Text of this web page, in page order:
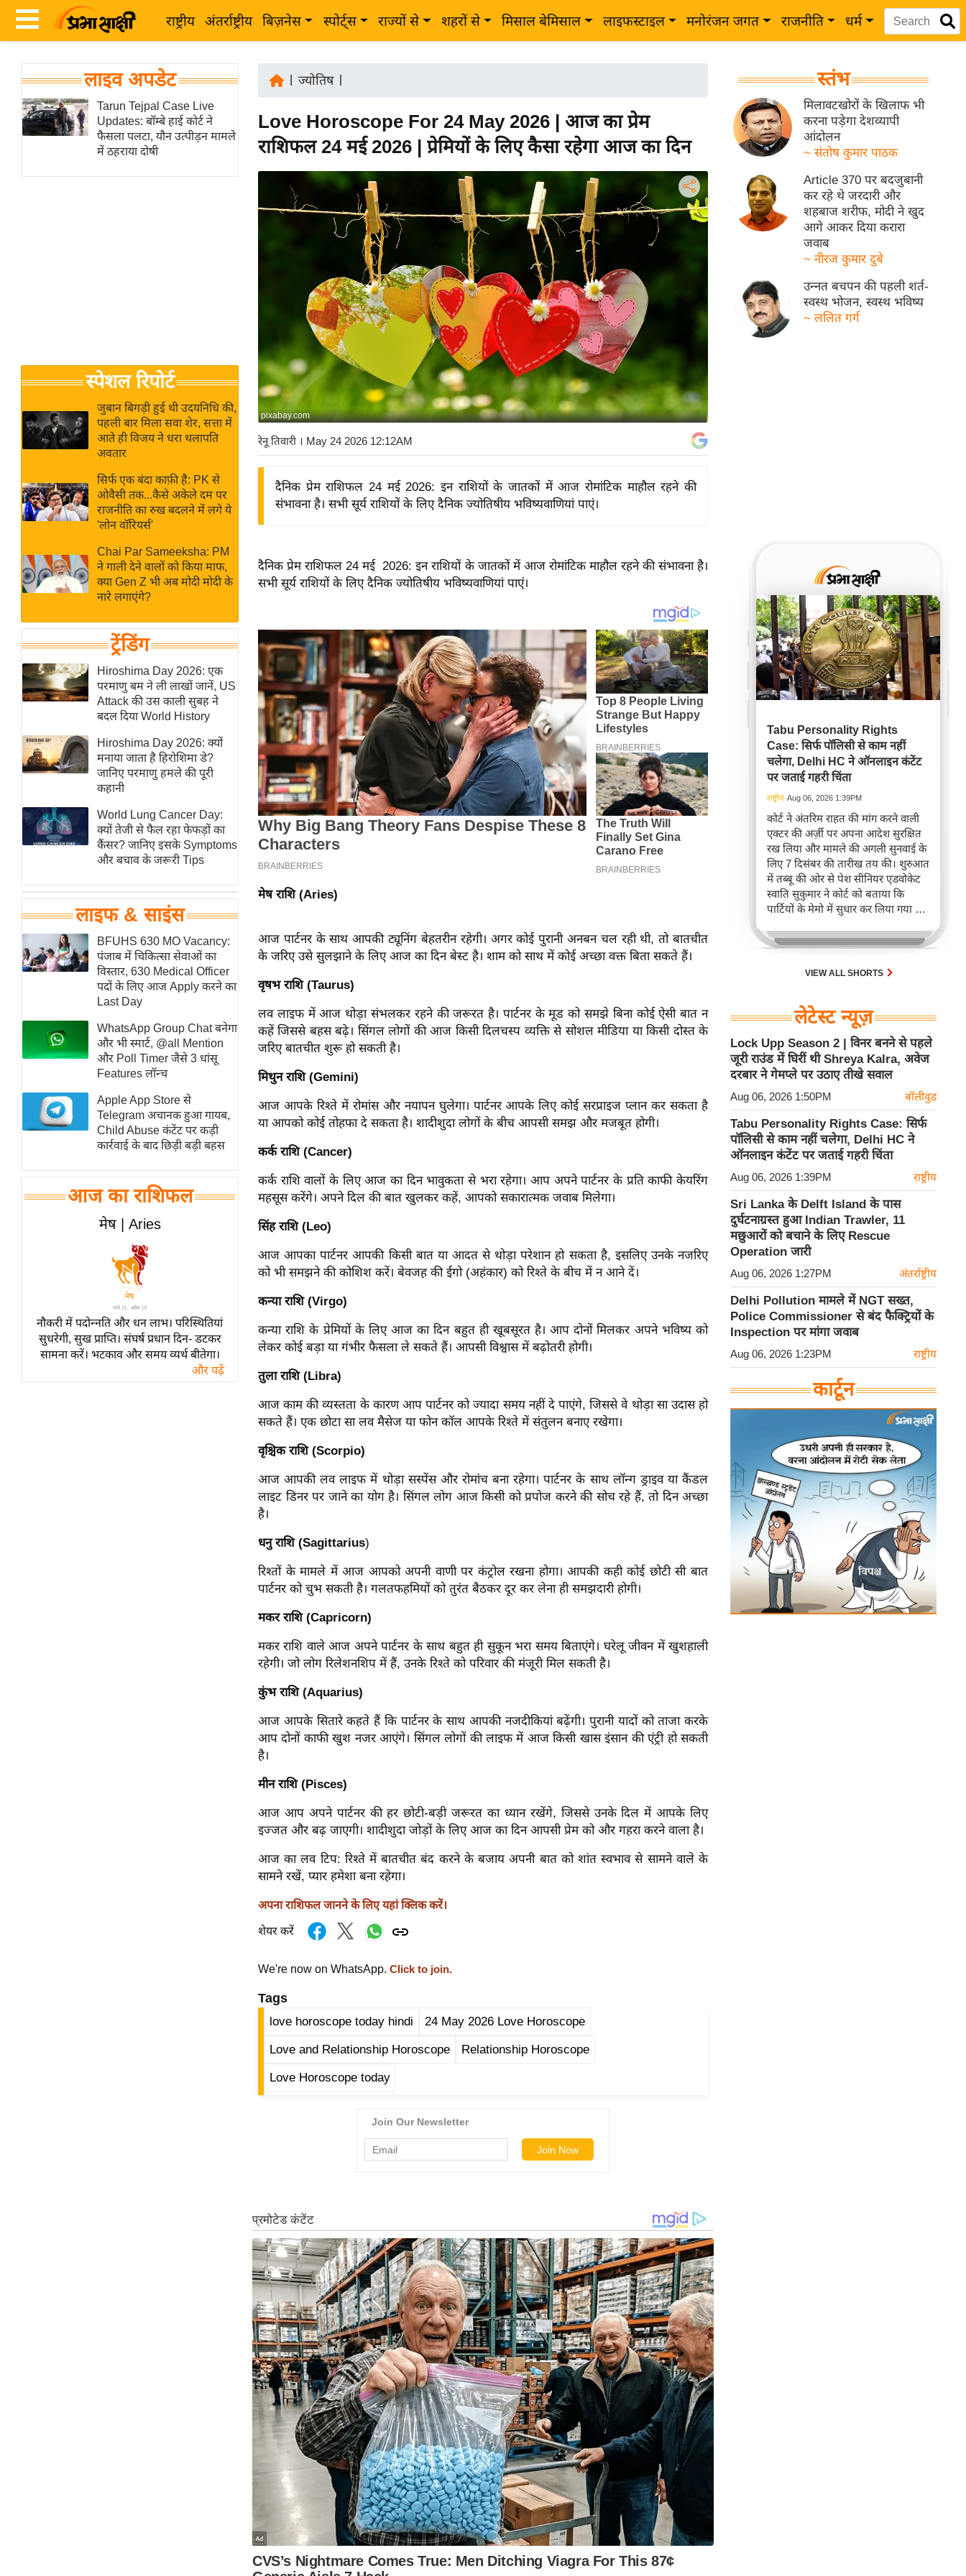
राष्ट्रीय अंतर्राष्ट्रीय बिज़नेस स्पोर्ट्स राज्यों से शहरों से मिसाल बेमिसाल लाइफस्टाइल मनोरंजन जगत राजनीति धर्म
Latest
News
in
Hindi
Hindi
Videos
ता
ख
ब
राष्ट्रीय
क्रिकेट
2026
क्राइम
ई-पेपर
मिसाल बेमिसाल
शख्सियत
यंग इंडिया
ऑटो वर्ल्ड
न्यूज ब्रीफ
बॉलीवुड
फिल्म समीक्षा
Breaking
News
लाइफस्टाइल
टेक्नॉलॉजी
ब्यूटी/फैशन
घरेलू नुस्खे
पर्यटन स्थल
फिटनेस मंत्रा
राजनीति
विश्लेषण
समसामयिक
मातृभूमि
आर.
चाय पर
धर्म
ज्योतिष
महिमा/
धर्मस्थल
ट्रेंडिंग
लाइव अपडेट
Tarun Tejpal Case Live
Updates: बॉम्बे हाई कोर्ट ने
फैसला पलटा, यौन उत्पीड़न मामले
में ठहराया दोषी
स्पेशल रिपोर्ट
जुबान बिगड़ी हुई थी उदयनिधि की,
पहली बार मिला सवा शेर, सत्ता में
आते ही विजय ने धरा थलापति
अवतार
सिर्फ एक बंदा काफ़ी है: PK से
ओवैसी तक...कैसे अकेले दम पर
राजनीति का रुख बदलने में लगे ये
'लोन वॉरियर्स'
Chai Par Sameeksha: PM
ने गाली देने वालों को किया माफ,
क्या Gen Z भी अब मोदी मोदी के
नारे लगाएंगे?
ट्रेंडिंग
Hiroshima Day 2026: एक
परमाणु बम ने ली लाखों जानें, US
Attack की उस काली सुबह ने
बदल दिया World History
Hiroshima Day 2026: क्यों
मनाया जाता है हिरोशिमा डे?
जानिए परमाणु हमले की पूरी
कहानी
World Lung Cancer Day:
क्यों तेजी से फैल रहा फेफड़ों का
कैंसर? जानिए इसके Symptoms
और बचाव के जरूरी Tips
लाइफ & साइंस
BFUHS 630 MO Vacancy:
पंजाब में चिकित्सा सेवाओं का
विस्तार, 630 Medical Officer
पदों के लिए आज Apply करने का
Last Day
WhatsApp Group Chat बनेगा
और भी स्मार्ट, @all Mention
और Poll Timer जैसे 3 धांसू
Features लॉन्च
Apple App Store से
Telegram अचानक हुआ गायब,
Child Abuse कंटेंट पर कड़ी
कार्रवाई के बाद छिड़ी बड़ी बहस
आज का राशिफल
मेष | Aries
नौकरी में पदोन्नति और धन लाभ। परिस्थितियां
सुधरेगी, सुख प्राप्ति। संघर्ष प्रधान दिन- डटकर
सामना करें। भटकाव और समय व्यर्थ बीतेगा।
और पढ़ें
ज्योतिष|
Love Horoscope For 24 May 2026 | आज का प्रेम
राशिफल 24 मई 2026 | प्रेमियों के लिए कैसा रहेगा आज का दिन
pixabay.com
रेनू तिवारी । May 24 2026 12:12AM
दैनिक प्रेम राशिफल 24 मई 2026: इन राशियों के जातकों में आज रोमांटिक माहौल रहने की
संभावना है। सभी सूर्य राशियों के लिए दैनिक ज्योतिषीय भविष्यवाणियां पाएं।
दैनिक प्रेम राशिफल 24 मई 2026: इन राशियों के जातकों में आज रोमांटिक माहौल रहने की संभावना है।
सभी सूर्य राशियों के लिए दैनिक ज्योतिषीय भविष्यवाणियां पाएं।
मेष राशि (Aries)
आज पार्टनर के साथ आपकी ट्यूनिंग बेहतरीन रहेगी। अगर कोई पुरानी अनबन चल रही थी, तो बातचीत
के जरिए उसे सुलझाने के लिए आज का दिन बेस्ट है। शाम को साथ में कोई अच्छा वक्त बिता सकते हैं।
वृषभ राशि (Taurus)
लव लाइफ में आज थोड़ा संभलकर रहने की जरूरत है। पार्टनर के मूड को समझे बिना कोई ऐसी बात न
कहें जिससे बहस बढ़े। सिंगल लोगों की आज किसी दिलचस्प व्यक्ति से सोशल मीडिया या किसी दोस्त के
जरिए बातचीत शुरू हो सकती है।
मिथुन राशि (Gemini)
आज आपके रिश्ते में रोमांस और नयापन घुलेगा। पार्टनर आपके लिए कोई सरप्राइज प्लान कर सकता है
या आपको कोई तोहफा दे सकता है। शादीशुदा लोगों के बीच आपसी समझ और मजबूत होगी।
कर्क राशि (Cancer)
कर्क राशि वालों के लिए आज का दिन भावुकता से भरा रहेगा। आप अपने पार्टनर के प्रति काफी केयरिंग
महसूस करेंगे। अपने दिल की बात खुलकर कहें, आपको सकारात्मक जवाब मिलेगा।
सिंह राशि (Leo)
आज आपका पार्टनर आपकी किसी बात या आदत से थोड़ा परेशान हो सकता है, इसलिए उनके नजरिए
को भी समझने की कोशिश करें। बेवजह की ईगो (अहंकार) को रिश्ते के बीच में न आने दें।
कन्या राशि (Virgo)
कन्या राशि के प्रेमियों के लिए आज का दिन बहुत ही खूबसूरत है। आप दोनों मिलकर अपने भविष्य को
लेकर कोई बड़ा या गंभीर फैसला ले सकते हैं। आपसी विश्वास में बढ़ोतरी होगी।
तुला राशि (Libra)
आज काम की व्यस्तता के कारण आप पार्टनर को ज्यादा समय नहीं दे पाएंगे, जिससे वे थोड़ा सा उदास हो
सकते हैं। एक छोटा सा लव मैसेज या फोन कॉल आपके रिश्ते में संतुलन बनाए रखेगा।
वृश्चिक राशि (Scorpio)
आज आपकी लव लाइफ में थोड़ा सस्पेंस और रोमांच बना रहेगा। पार्टनर के साथ लॉन्ग ड्राइव या कैंडल
लाइट डिनर पर जाने का योग है। सिंगल लोग आज किसी को प्रपोज करने की सोच रहे हैं, तो दिन अच्छा
है।
धनु राशि (Sagittarius)
रिश्तों के मामले में आज आपको अपनी वाणी पर कंट्रोल रखना होगा। आपकी कही कोई छोटी सी बात
पार्टनर को चुभ सकती है। गलतफहमियों को तुरंत बैठकर दूर कर लेना ही समझदारी होगी।
मकर राशि (Capricorn)
मकर राशि वाले आज अपने पार्टनर के साथ बहुत ही सुकून भरा समय बिताएंगे। घरेलू जीवन में खुशहाली
रहेगी। जो लोग रिलेशनशिप में हैं, उनके रिश्ते को परिवार की मंजूरी मिल सकती है।
कुंभ राशि (Aquarius)
आज आपके सितारे कहते हैं कि पार्टनर के साथ आपकी नजदीकियां बढ़ेंगी। पुरानी यादों को ताजा करके
आप दोनों काफी खुश नजर आएंगे। सिंगल लोगों की लाइफ में आज किसी खास इंसान की एंट्री हो सकती
है।
मीन राशि (Pisces)
आज आप अपने पार्टनर की हर छोटी-बड़ी जरूरत का ध्यान रखेंगे, जिससे उनके दिल में आपके लिए
इज्जत और बढ़ जाएगी। शादीशुदा जोड़ों के लिए आज का दिन आपसी प्रेम को और गहरा करने वाला है।
आज का लव टिप: रिश्ते में बातचीत बंद करने के बजाय अपनी बात को शांत स्वभाव से सामने वाले के
सामने रखें, प्यार हमेशा बना रहेगा।
अपना राशिफल जानने के लिए यहां क्लिक करें।
शेयर करें
We're now on WhatsApp. Click to join.
Tags
love horoscope today hindi 24 May 2026 Love Horoscope
Love and Relationship Horoscope Relationship Horoscope
Love Horoscope today
स्तंभ
मिलावटखोरों के खिलाफ भी
करना पड़ेगा देशव्यापी
आंदोलन
~ संतोष कुमार पाठक
Article 370 पर बदजुबानी
कर रहे थे जरदारी और
शहबाज शरीफ, मोदी ने खुद
आगे आकर दिया करारा
जवाब
~ नीरज कुमार दुबे
उन्नत बचपन की पहली शर्त-
स्वस्थ भोजन, स्वस्थ भविष्य
~ ललित गर्ग
Tabu Personality Rights
Case: सिर्फ पॉलिसी से काम नहीं
चलेगा, Delhi HC ने ऑनलाइन कंटेंट
पर जताई गहरी चिंता
राष्ट्रीय Aug 06, 2026 1:39PM
कोर्ट ने अंतरिम राहत की मांग करने वाली
एक्टर की अर्ज़ी पर अपना आदेश सुरक्षित
रख लिया और मामले की अगली सुनवाई के
लिए 7 दिसंबर की तारीख तय की। शुरुआत
में तब्बू की ओर से पेश सीनियर एडवोकेट
स्वाति सुकुमार ने कोर्ट को बताया कि
पार्टियों के मेमो में सुधार कर लिया गया है
मीडिया इंटरमीडियरीज़ की सही पहचान
VIEW ALL SHORTS
लेटेस्ट न्यूज़
Lock Upp Season 2 | विनर बनने से पहले
जूरी राउंड में घिरीं थी Shreya Kalra, अवेज
दरबार ने गेमप्ले पर उठाए तीखे सवाल
Aug 06, 2026 1:50PM बॉलीवुड
Tabu Personality Rights Case: सिर्फ
पॉलिसी से काम नहीं चलेगा, Delhi HC ने
ऑनलाइन कंटेंट पर जताई गहरी चिंता
Aug 06, 2026 1:39PM राष्ट्रीय
Sri Lanka के Delft Island के पास
दुर्घटनाग्रस्त हुआ Indian Trawler, 11
मछुआरों को बचाने के लिए Rescue
Operation जारी
Aug 06, 2026 1:27PM अंतर्राष्ट्रीय
Delhi Pollution मामले में NGT सख्त,
Police Commissioner से बंद फैक्ट्रियों के
Inspection पर मांगा जवाब
Aug 06, 2026 1:23PM राष्ट्रीय
कार्टून